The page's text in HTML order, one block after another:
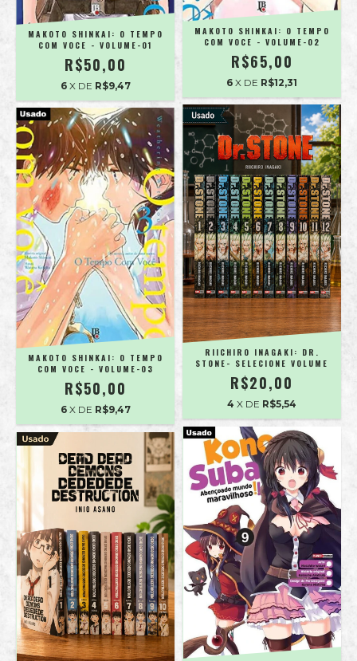
MAKOTO SHINKAI: O TEMPO
COM VOCE - VOLUME-01
R$50,00
6 X DE R$9,47
MAKOTO SHINKAI: O TEMPO
COM VOCE - VOLUME-02
R$65,00
6 X DE R$12,31
MAKOTO SHINKAI: O TEMPO
COM VOCE - VOLUME-03
R$50,00
6 X DE R$9,47
RIICHIRO INAGAKI: DR.
STONE- SELECIONE VOLUME
R$20,00
4 X DE R$5,54